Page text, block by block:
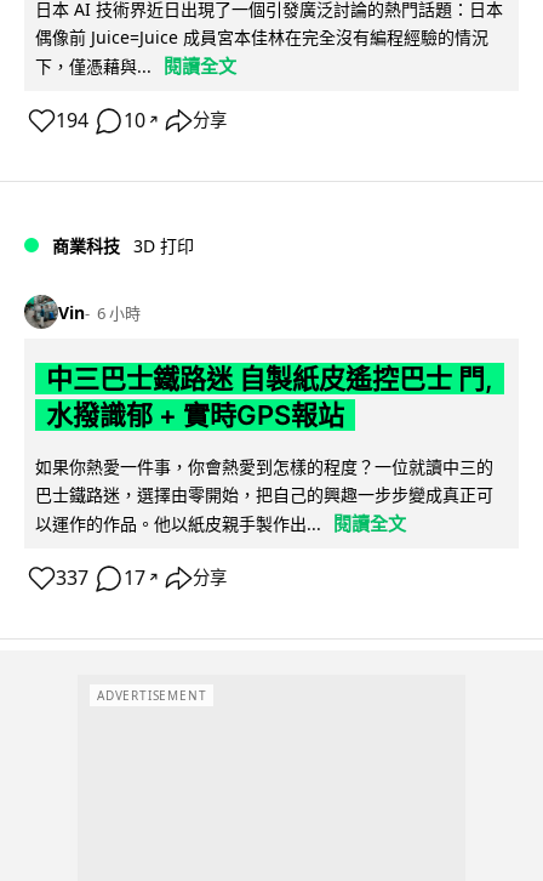
日本 AI 技術界近日出現了一個引發廣泛討論的熱門話題：日本
偶像前 Juice=Juice 成員宮本佳林在完全沒有編程經驗的情況
下，僅憑藉與...
閱讀全文
194 10 ↗ 分享
商業科技 3D 打印
Vin 6 小時
中三巴士鐵路迷 自製紙皮遙控巴士 門,
水撥識郁 + 實時GPS報站
如果你熱愛一件事，你會熱愛到怎樣的程度？一位就讀中三的
巴士鐵路迷，選擇由零開始，把自己的興趣一步步變成真正可
以運作的作品。他以紙皮親手製作出...
閱讀全文
337 17 ↗ 分享
ADVERTISEMENT